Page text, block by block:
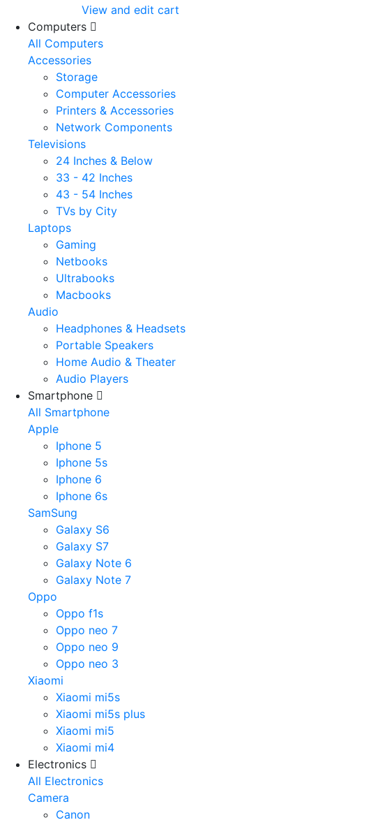
View and edit cart
Computers
All Computers
Accessories
Storage
Computer Accessories
Printers & Accessories
Network Components
Televisions
24 Inches & Below
33 - 42 Inches
43 - 54 Inches
TVs by City
Laptops
Gaming
Netbooks
Ultrabooks
Macbooks
Audio
Headphones & Headsets
Portable Speakers
Home Audio & Theater
Audio Players
Smartphone
All Smartphone
Apple
Iphone 5
Iphone 5s
Iphone 6
Iphone 6s
SamSung
Galaxy S6
Galaxy S7
Galaxy Note 6
Galaxy Note 7
Oppo
Oppo f1s
Oppo neo 7
Oppo neo 9
Oppo neo 3
Xiaomi
Xiaomi mi5s
Xiaomi mi5s plus
Xiaomi mi5
Xiaomi mi4
Electronics
All Electronics
Camera
Canon